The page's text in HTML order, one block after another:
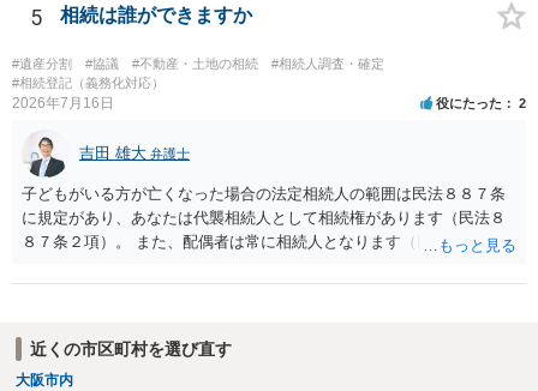
です。客観的な基準もありません。 ・できれば穏やかに、分割を拒否
することはできますか。 →分割を拒否するということは、遺産はいら
ないということでしょうか。遺言で、受取を指定されててもいらない
と拒否することはできます。理由を説明する必要はありません。
5 相続は誰ができますか
#遺産分割 #協議 #不動産・土地の相続
#相続人調査・確定
#相続登記（義務化対応）
2026年7月16日 役にたった 2
吉田 雄大 弁護士
子どもがいる方が亡くなった場合の法定相続人の範囲は民法８８７条
に規定があり、あなたは代襲相続人として相続権があります（民法８
８７条２項）。 また、配偶者は常に相続人となります（民法８９０
も相続権があります。つまり、孫５人に加えて「おじ又はおば」にも
近くの市区町村を選び直す
大阪市内